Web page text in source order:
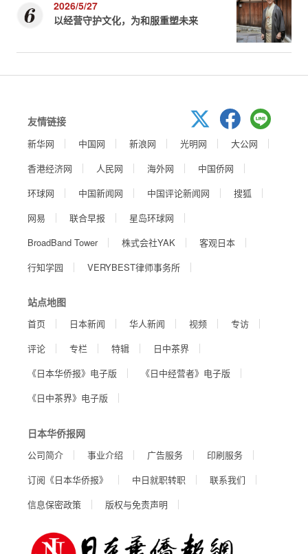
2026/5/27
以经营守护文化，为和服重塑未来
友情链接
新华网 中国网 新浪网 光明网
大公网
香港经济网
人民网 海外网
中国侨网
环球网
中国新闻网 中国评论新闻网
搜狐
网易
联合早报
星岛环球网
BroadBand Tower
株式会社YAK
客观日本
行知学园
VERYBEST律师事务所
站点地图
首页 日本新闻 华人新闻 视频
专访
评论
专栏 特辑
日中茶界
《日本华侨报》电子版
《日中经营者》电子版
《日中茶界》电子版
日本华侨报网
公司简介 事业介绍 广告服务
印刷服务
订阅《日本华侨报》
中日就职转职
联系我们
信息保密政策
版权与免责声明